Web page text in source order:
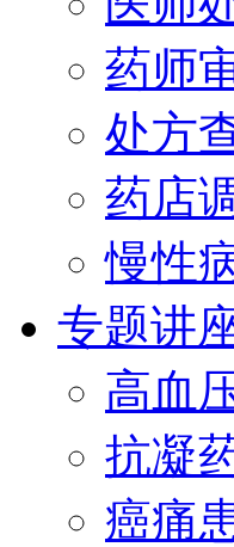
药师
处方
药店
慢性
专题讲
高血
抗凝
癌痛